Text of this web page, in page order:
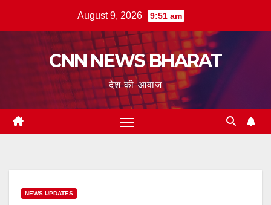
August 9, 2026 9:51 am
CNN NEWS BHARAT
देश की आवाज
NEWS UPDATES